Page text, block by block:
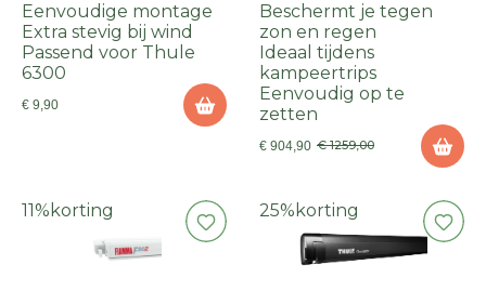
Eenvoudige montage
Extra stevig bij wind
Passend voor Thule
6300
€ 9,90
Beschermt je tegen
zon en regen
Ideaal tijdens
kampeertrips
Eenvoudig op te
zetten
€ 904,90 € 1259,00
11% korting 25% korting